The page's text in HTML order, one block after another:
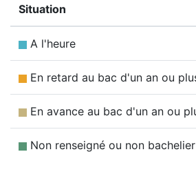
Situation
A l'heure
En retard au bac d'un an ou
En avance au bac d'un an ou
Non renseigné ou non bachelier